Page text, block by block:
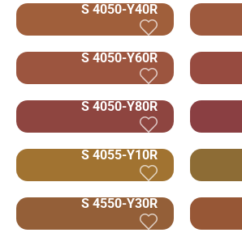
S 4050-Y40R
S 4050-Y60R
S 4050-Y80R
S 4055-Y10R
S 4550-Y30R